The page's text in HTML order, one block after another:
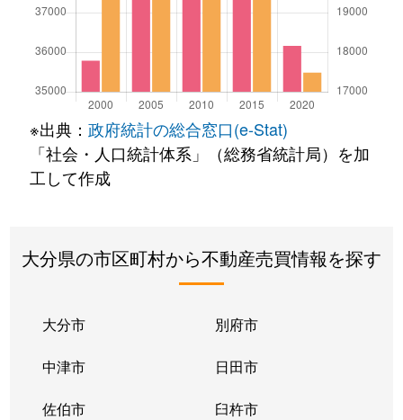
※出典： 政府統計の総合窓口(e-Stat)
「社会・人口統計体系」（総務省統計局）を加
工して作成
大分県の市区町村から不動産売買情報を探す
大分市 別府市
中津市 日田市
佐伯市 臼杵市